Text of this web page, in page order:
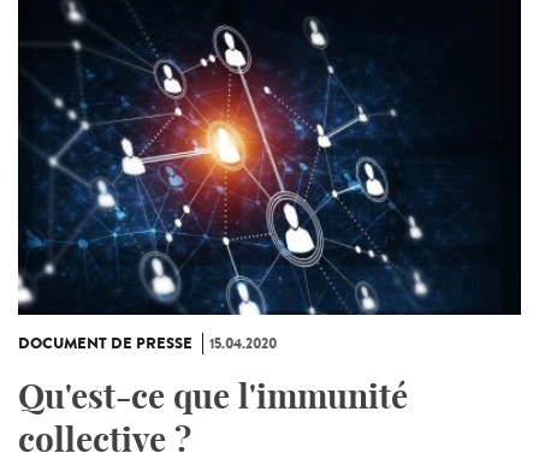
DOCUMENT DE PRESSE 15.04.2020
Qu'est-ce que l'immunité
collective ?